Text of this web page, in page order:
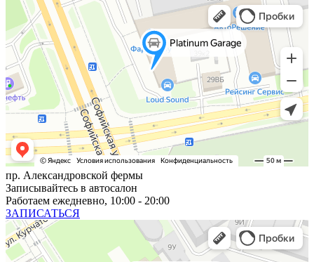
пр. Александровской фермы
Записывайтесь в автосалон
Работаем ежедневно, 10:00 - 20:00
ЗАПИСАТЬСЯ